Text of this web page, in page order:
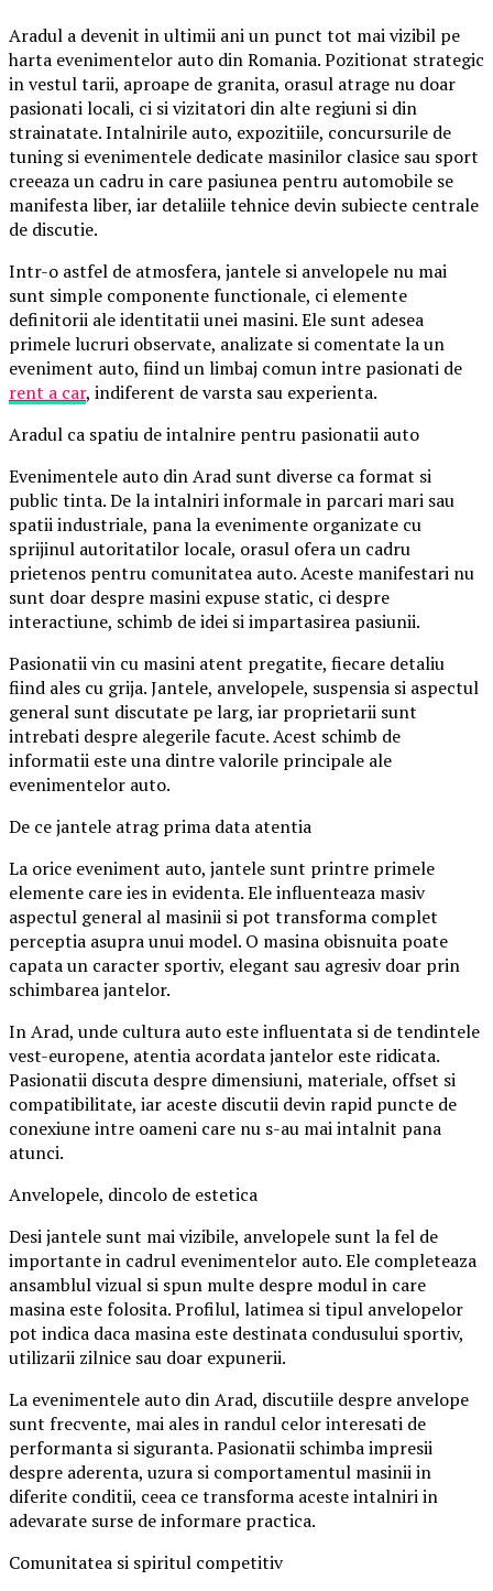
Aradul a devenit in ultimii ani un punct tot mai vizibil pe
harta evenimentelor auto din Romania. Pozitionat strategic
in vestul tarii, aproape de granita, orasul atrage nu doar
pasionati locali, ci si vizitatori din alte regiuni si din
strainatate. Intalnirile auto, expozitiile, concursurile de
tuning si evenimentele dedicate masinilor clasice sau sport
creeaza un cadru in care pasiunea pentru automobile se
manifesta liber, iar detaliile tehnice devin subiecte centrale
de discutie.
Intr-o astfel de atmosfera, jantele si anvelopele nu mai
sunt simple componente functionale, ci elemente
definitorii ale identitatii unei masini. Ele sunt adesea
primele lucruri observate, analizate si comentate la un
eveniment auto, fiind un limbaj comun intre pasionati de
rent a car, indiferent de varsta sau experienta.
Aradul ca spatiu de intalnire pentru pasionatii auto
Evenimentele auto din Arad sunt diverse ca format si
public tinta. De la intalniri informale in parcari mari sau
spatii industriale, pana la evenimente organizate cu
sprijinul autoritatilor locale, orasul ofera un cadru
prietenos pentru comunitatea auto. Aceste manifestari nu
sunt doar despre masini expuse static, ci despre
interactiune, schimb de idei si impartasirea pasiunii.
Pasionatii vin cu masini atent pregatite, fiecare detaliu
fiind ales cu grija. Jantele, anvelopele, suspensia si aspectul
general sunt discutate pe larg, iar proprietarii sunt
intrebati despre alegerile facute. Acest schimb de
informatii este una dintre valorile principale ale
evenimentelor auto.
De ce jantele atrag prima data atentia
La orice eveniment auto, jantele sunt printre primele
elemente care ies in evidenta. Ele influenteaza masiv
aspectul general al masinii si pot transforma complet
perceptia asupra unui model. O masina obisnuita poate
capata un caracter sportiv, elegant sau agresiv doar prin
schimbarea jantelor.
In Arad, unde cultura auto este influentata si de tendintele
vest-europene, atentia acordata jantelor este ridicata.
Pasionatii discuta despre dimensiuni, materiale, offset si
compatibilitate, iar aceste discutii devin rapid puncte de
conexiune intre oameni care nu s-au mai intalnit pana
atunci.
Anvelopele, dincolo de estetica
Desi jantele sunt mai vizibile, anvelopele sunt la fel de
importante in cadrul evenimentelor auto. Ele completeaza
ansamblul vizual si spun multe despre modul in care
masina este folosita. Profilul, latimea si tipul anvelopelor
pot indica daca masina este destinata condusului sportiv,
utilizarii zilnice sau doar expunerii.
La evenimentele auto din Arad, discutiile despre anvelope
sunt frecvente, mai ales in randul celor interesati de
performanta si siguranta. Pasionatii schimba impresii
despre aderenta, uzura si comportamentul masinii in
diferite conditii, ceea ce transforma aceste intalniri in
adevarate surse de informare practica.
Comunitatea si spiritul competitiv